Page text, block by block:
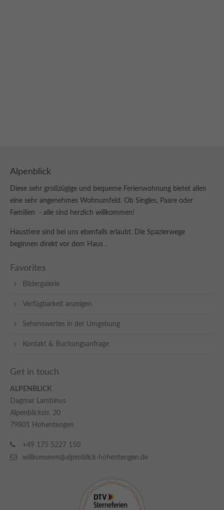
Alpenblick
Diese sehr großzügige und bequeme Ferienwohnung bietet allen
eine sehr angenehmes Wohnumfeld. Ob Singles, Paare oder
Familien - alle sind herzlich willkommen!
Haustiere sind bei uns ebenfalls erlaubt. Die Spazierwege
beginnen direkt vor dem Haus .
Favorites
Bildergalerie
Verfügbarkeit anzeigen
Sehenswertes in der Umgebung
Kontakt & Buchungsanfrage
Get in touch
ALPENBLICK
Dagmar Lambinus
Alpenblickstr. 20
79801 Hohentengen
+49 175 5227 150
willkommen@alpenblick-hohentengen.de